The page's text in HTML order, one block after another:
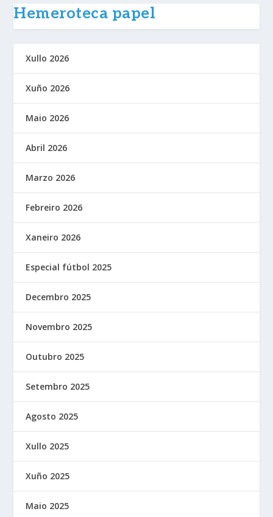
Hemeroteca papel
Xullo 2026
Xuño 2026
Maio 2026
Abril 2026
Marzo 2026
Febreiro 2026
Xaneiro 2026
Especial fútbol 2025
Decembro 2025
Novembro 2025
Outubro 2025
Setembro 2025
Agosto 2025
Xullo 2025
Xuño 2025
Maio 2025